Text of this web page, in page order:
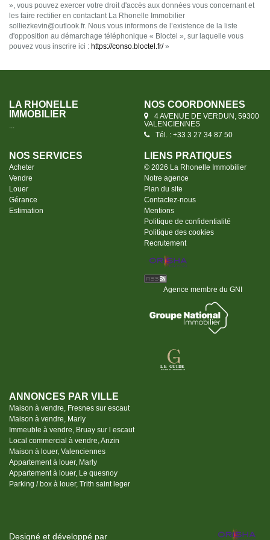
», vous pouvez exercer votre droit d'accès aux données vous concernant et
les faire rectifier en contactant La Rhonelle Immobilier
solliezkevin@outlook.fr. Nous vous informons de l’existence de la liste
d'opposition au démarchage téléphonique « Bloctel », sur laquelle vous
pouvez vous inscrire ici : https://conso.bloctel.fr/»
LA RHONELLE
IMMOBILIER
NOS COORDONNÉES
4 AVENUE DE VERDUN, 59300
VALENCIENNES
Tél. : +33 3 27 34 87 50
NOS SERVICES
Acheter
Vendre
Louer
Gérance
Estimation
LIENS PRATIQUES
© 2026 La Rhonelle Immobilier
Notre agence
Plan du site
Contactez-nous
Mentions
Politique de confidentialité
Politique des cookies
Recrutement
Agence membre du GNI
ANNONCES PAR VILLE
Maison à vendre, Fresnes sur escaut
Maison à vendre, Marly
Immeuble à vendre, Bruay sur l escaut
Local commercial à vendre, Anzin
Maison à louer, Valenciennes
Appartement à louer, Marly
Appartement à louer, Le quesnoy
Parking / box à louer, Trith saint leger
Designé et développé par